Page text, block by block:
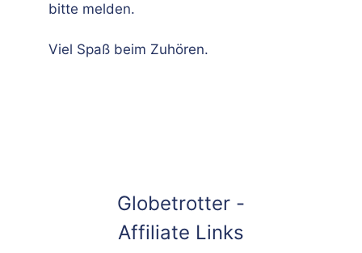
bitte melden.
Viel Spaß beim Zuhören.
Globetrotter -
Affiliate Links